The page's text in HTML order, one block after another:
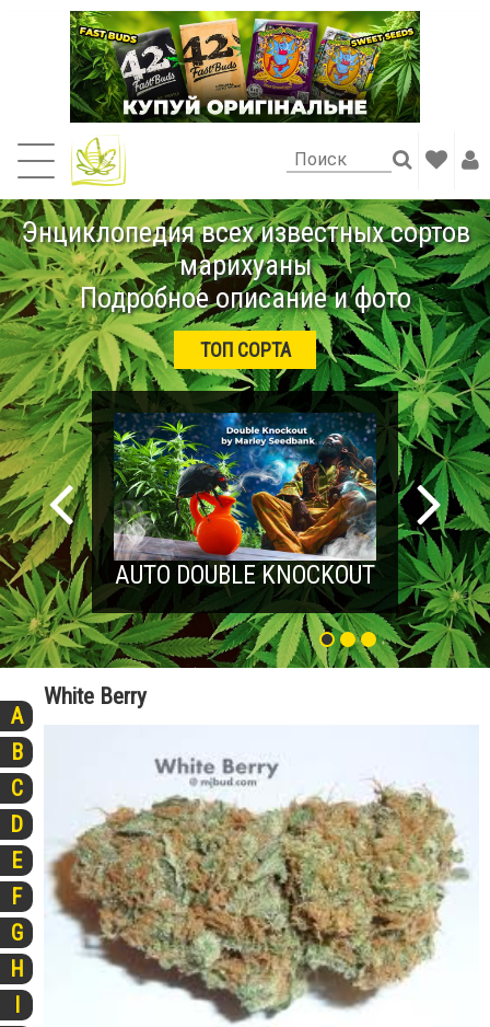
Энциклопедия всех известных сортов
марихуаны
Подробное описание и фото
ТОП СОРТА
AUTO DOUBLE KNOCKOUT
A
B
C
D
E
F
G
H
I
White Berry